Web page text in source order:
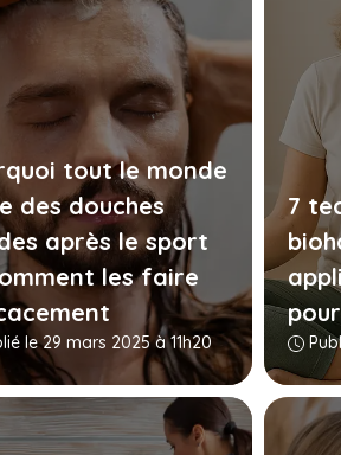
tout le monde
des douches
après le sport
les faire
le 29 mars 2025 à 11h20
7